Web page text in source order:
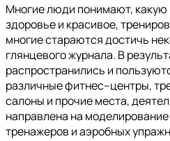
Многие люди понимают, какую
здоровье и красивое,
многие стараются достичь
глянцевого журнала. В
распространились и
различные фитнес–центры,
салоны и прочие места,
направлена на
тренажеров и аэробных